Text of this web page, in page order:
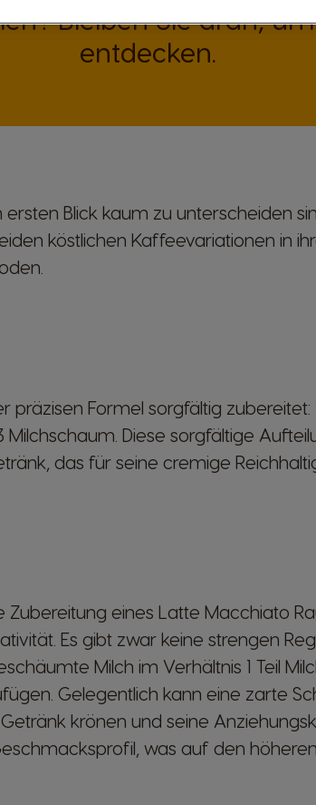
Bleiben Sie dran,
entdecken.
Blick kaum zu unterscheiden
köstlichen Kaffeevariationen in
Formel sorgfältig zubereitet:
Diese sorgfältige
das für seine cremige
eines Latte Macchiato
Es gibt zwar keine strengen
Milch im Verhältnis 1 Teil
Gelegentlich kann eine zarte
krönen und seine
was auf den